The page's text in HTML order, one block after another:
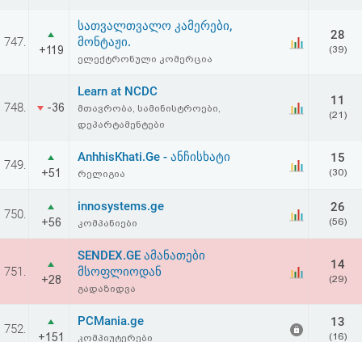
სალიცენზიო
შეთანხმება
პასუხისმგებლობის
უარყოფა
747.
+119
სათვალთვალო კამერები,
მონტაჟი.
ელექტრონული კომერცია
28
(39)
748. -36
Learn at NCDC
მთავრობა, სამინისტროები,
დეპარტამენტები
11
(21)
749.
+51
AnhhisKhati.Ge - ანჩისხატი
რელიგია
15
(30)
750.
+56
innosystems.ge
კომპანიები
26
(56)
751.
+28
SENDEX.GE ამანათები
მსოფლიოდან
გადაზიდვა
14
(29)
752.
+151
PCMania.ge
კომპიუტერები
13
(16)